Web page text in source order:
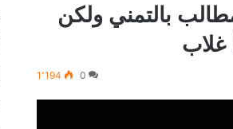
بالتمني ولكن
غلاب
0 1٬194